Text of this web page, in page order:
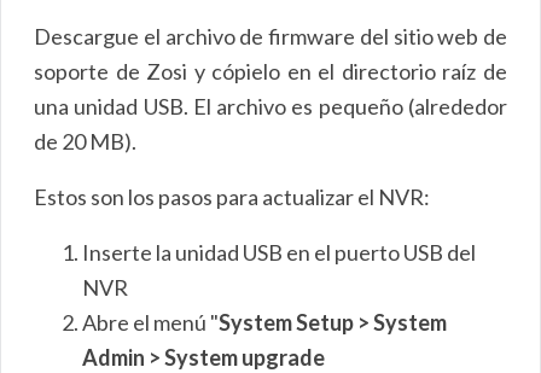
Descargue el archivo de firmware del sitio web de
soporte de Zosi y cópielo en el directorio raíz de
una unidad USB. El archivo es pequeño (alrededor
de 20 MB).
Estos son los pasos para actualizar el NVR:
Inserte la unidad USB en el puerto USB del
NVR
Abre el menú "System Setup > System
Admin > System upgrade